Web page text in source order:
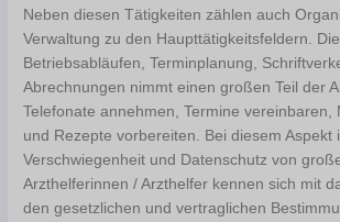
Neben diesen Tätigkeiten zählen auch
Verwaltung zu den Haupttätigkeitsfeldern.
Betriebsabläufen, Terminplanung,
Abrechnungen nimmt einen großen Teil der
Telefonate annehmen, Termine vereinbaren,
und Rezepte vorbereiten. Bei diesem Aspekt
Verschwiegenheit und Datenschutz von
Arzthelferinnen / Arzthelfer kennen sich mit
den gesetzlichen und vertraglichen